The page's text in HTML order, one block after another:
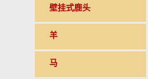
壁挂式鹿头
羊
马